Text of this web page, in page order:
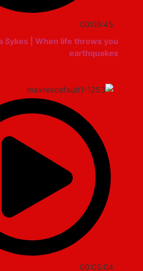
00:06:45
Wanda Sykes | When life throws you
earthquakes
00:05:04